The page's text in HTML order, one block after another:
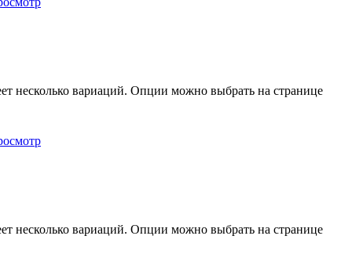
несколько вариаций. Опции можно выбрать на странице
несколько вариаций. Опции можно выбрать на странице